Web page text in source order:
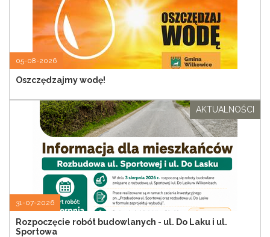
05-08-2026
Oszczędzajmy wodę!
31-07-2026
Rozpoczęcie robót budowlanych - ul. Do Laku i ul.
Sportowa
AKTUALNOŚCI